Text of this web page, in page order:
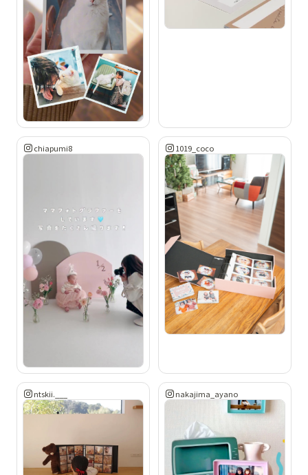
chiapumi8 1019_coco
ntskii.___ nakajima_ayano